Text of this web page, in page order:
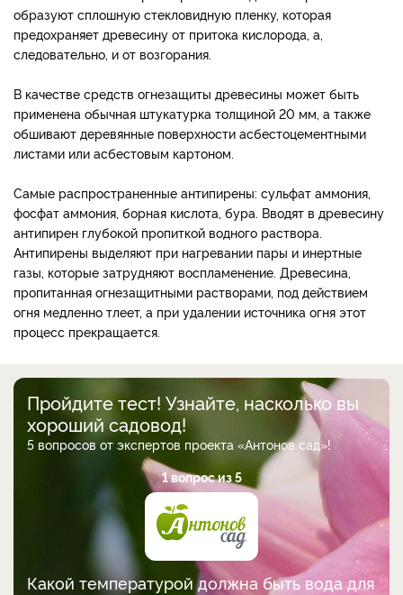
образуют сплошную стекловидную пленку, которая
предохраняет древесину от притока кислорода, а,
следовательно, и от возгорания.
В качестве средств огнезащиты древесины может быть
применена обычная штукатурка толщиной 20 мм, а также
обшивают деревянные поверхности асбестоцементными
листами или асбестовым картоном.
Самые распространенные антипирены: сульфат аммония,
фосфат аммония, борная кислота, бура. Вводят в древесину
антипирен глубокой пропиткой водного раствора.
Антипирены выделяют при нагревании пары и инертные
газы, которые затрудняют воспламенение. Древесина,
пропитанная огнезащитными растворами, под действием
огня медленно тлеет, а при удалении источника огня этот
процесс прекращается.
Пройдите тест! Узнайте, насколько вы
хороший садовод!
5 вопросов от экспертов проекта «Антонов сад»!
1 вопрос из 5
Какой температурой должна быть вода для